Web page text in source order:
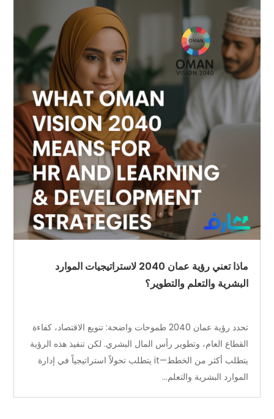
ماذا تعني رؤية عمان 2040 لاستراتيجيات الموارد
البشرية والتعلم والتطوير؟
تحدد رؤية عمان 2040 طموحات واضحة: تنويع الاقتصاد، كفاءة
القطاع العام، وتطوير رأس المال البشري. لكن تنفيذ هذه الرؤية
يتطلب أكثر من الخطط—it يتطلب تحولاً استراتيجياً في إدارة
الموارد البشرية والتعلم...